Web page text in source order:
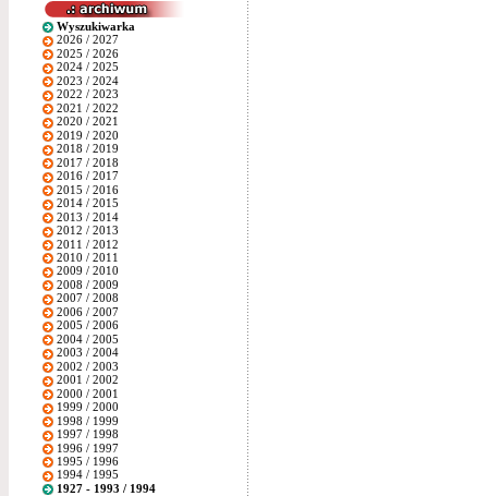
Wyszukiwarka
2026 / 2027
2025 / 2026
2024 / 2025
2023 / 2024
2022 / 2023
2021 / 2022
2020 / 2021
2019 / 2020
2018 / 2019
2017 / 2018
2016 / 2017
2015 / 2016
2014 / 2015
2013 / 2014
2012 / 2013
2011 / 2012
2010 / 2011
2009 / 2010
2008 / 2009
2007 / 2008
2006 / 2007
2005 / 2006
2004 / 2005
2003 / 2004
2002 / 2003
2001 / 2002
2000 / 2001
1999 / 2000
1998 / 1999
1997 / 1998
1996 / 1997
1995 / 1996
1994 / 1995
1927 - 1993 / 1994